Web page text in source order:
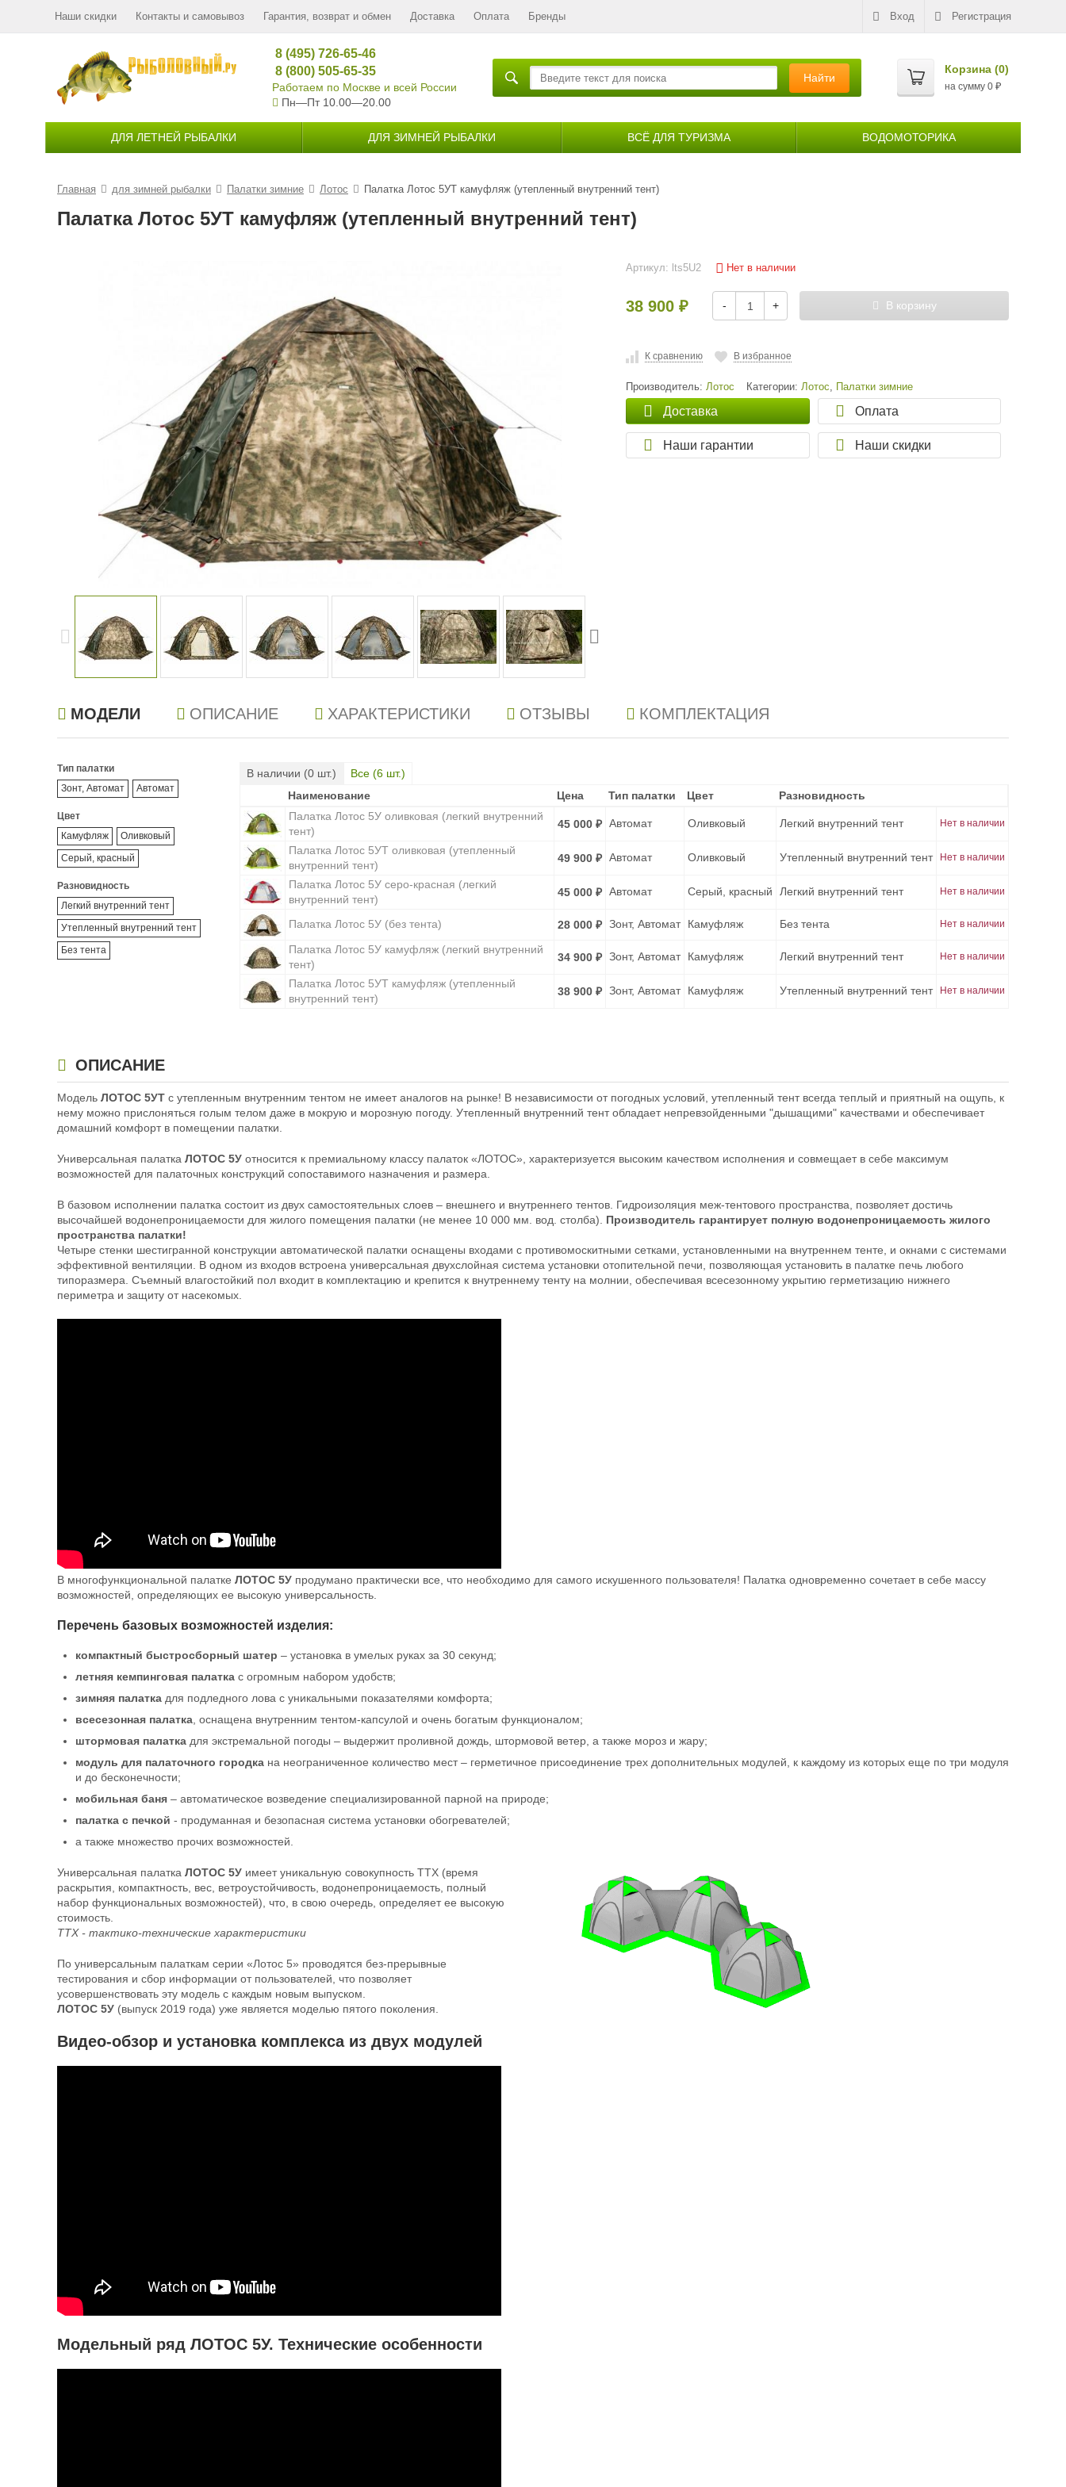
Вход Регистрация
Наши скидки Контакты и самовывоз Гарантия, возврат и обмен Доставка Оплата Бренды
8 (495) 726-65-46
8 (800) 505-65-35
Работаем по Москве и всей России
Пн—Пт 10.00—20.00
Найти
Корзина (0)
на сумму 0 ₽
ДЛЯ ЛЕТНЕЙ РЫБАЛКИ ДЛЯ ЗИМНЕЙ РЫБАЛКИ ВСЁ ДЛЯ ТУРИЗМА ВОДОМОТОРИКА
Главная для зимней рыбалки Палатки зимние Лотос Палатка Лотос 5УТ камуфляж (утепленный внутренний тент)
Палатка Лотос 5УТ камуфляж (утепленный внутренний тент)
Артикул: lts5U2 Нет в наличии
38 900₽ - + В корзину
К сравнению В избранное
Производитель:Лотос Категории:Лотос, Палатки зимние
Доставка Оплата
Наши гарантии Наши скидки
МОДЕЛИ ОПИСАНИЕ ХАРАКТЕРИСТИКИ ОТЗЫВЫ КОМПЛЕКТАЦИЯ
Тип палатки
Зонт, Автомат
Автомат
Цвет
Камуфляж
Оливковый
Серый, красный
Разновидность
Легкий внутренний тент
Утепленный внутренний тент
Без тента
В наличии (0 шт.) Все (6 шт.)
Наименование
Цена Тип палатки Цвет Разновидность
Наименование Цена Тип палатки Цвет
Разновидность
Палатка Лотос 5У оливковая (легкий внутренний
тент)
45 000 ₽ Автомат Оливковый Легкий внутренний тент Нет в наличии
Палатка Лотос 5УТ оливковая (утепленный
внутренний тент)
49 900 ₽ Автомат Оливковый Утепленный внутренний тент Нет в наличии
Палатка Лотос 5У серо-красная (легкий
внутренний тент)
45 000 ₽ Автомат Серый, красный Легкий внутренний тент Нет в наличии
Палатка Лотос 5У (без тента) 28 000 ₽ Зонт, Автомат Камуфляж Без тента Нет в наличии
Палатка Лотос 5У камуфляж (легкий внутренний
тент)
34 900 ₽ Зонт, Автомат Камуфляж Легкий внутренний тент Нет в наличии
Палатка Лотос 5УТ камуфляж (утепленный
внутренний тент)
38 900 ₽ Зонт, Автомат Камуфляж Утепленный внутренний тент Нет в наличии
ОПИСАНИЕ
Модель ЛОТОС 5УТ с утепленным внутренним тентом не имеет аналогов на рынке! В независимости от погодных условий, утепленный тент всегда теплый и приятный на ощупь, к
нему можно прислоняться голым телом даже в мокрую и морозную погоду. Утепленный внутренний тент обладает непревзойденными "дышащими" качествами и обеспечивает
домашний комфорт в помещении палатки.
Универсальная палатка ЛОТОС 5У относится к премиальному классу палаток «ЛОТОС», характеризуется высоким качеством исполнения и совмещает в себе максимум
возможностей для палаточных конструкций сопоставимого назначения и размера.
В базовом исполнении палатка состоит из двух самостоятельных слоев – внешнего и внутреннего тентов. Гидроизоляция меж-тентового пространства, позволяет достичь
высочайшей водонепроницаемости для жилого помещения палатки (не менее 10 000 мм. вод. столба). Производитель гарантирует полную водонепроницаемость жилого
пространства палатки!
Четыре стенки шестигранной конструкции автоматической палатки оснащены входами с противомоскитными сетками, установленными на внутреннем тенте, и окнами с системами
эффективной вентиляции. В одном из входов встроена универсальная двухслойная система установки отопительной печи, позволяющая установить в палатке печь любого
типоразмера. Съемный влагостойкий пол входит в комплектацию и крепится к внутреннему тенту на молнии, обеспечивая всесезонному укрытию герметизацию нижнего
периметра и защиту от насекомых.
В многофункциональной палатке ЛОТОС 5У продумано практически все, что необходимо для самого искушенного пользователя! Палатка одновременно сочетает в себе массу
возможностей, определяющих ее высокую универсальность.
Перечень базовых возможностей изделия:
компактный быстросборный шатер – установка в умелых руках за 30 секунд;
летняя кемпинговая палатка с огромным набором удобств;
зимняя палатка для подледного лова с уникальными показателями комфорта;
всесезонная палатка, оснащена внутренним тентом-капсулой и очень богатым функционалом;
штормовая палатка для экстремальной погоды – выдержит проливной дождь, штормовой ветер, а также мороз и жару;
модуль для палаточного городка на неограниченное количество мест – герметичное присоединение трех дополнительных модулей, к каждому из которых еще по три модуля
и до бесконечности;
мобильная баня – автоматическое возведение специализированной парной на природе;
палатка с печкой - продуманная и безопасная система установки обогревателей;
а также множество прочих возможностей.
Универсальная палатка ЛОТОС 5У имеет уникальную совокупность ТТХ (время
раскрытия, компактность, вес, ветроустойчивость, водонепроницаемость, полный
набор функциональных возможностей), что, в свою очередь, определяет ее высокую
стоимость.
ТТХ - тактико-технические характеристики
По универсальным палаткам серии «Лотос 5» проводятся без-прерывные
тестирования и сбор информации от пользователей, что позволяет
усовершенствовать эту модель с каждым новым выпуском.
ЛОТОС 5У (выпуск 2019 года) уже является моделью пятого поколения.
Видео-обзор и установка комплекса из двух модулей
Модельный ряд ЛОТОС 5У. Технические особенности